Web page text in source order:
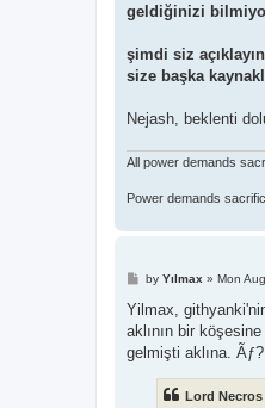
geldiğinizi
şimdi siz
size başka
Nejash, beklenti
All power demands
Power demands
P
s
by Yılmax » Mon
Yilmax,
aklının bir
gelmişti aklına.
Lord